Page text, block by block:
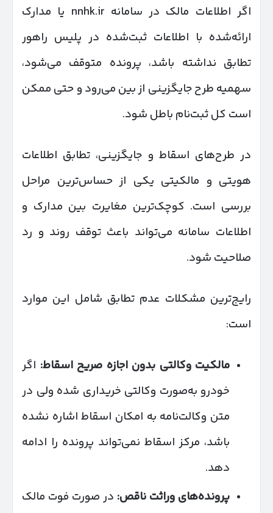
اگر اطلاعات مالک در سامانه nnhk.ir یا مدارک
ارائه‌شده با اطلاعات ثبت‌شده در پلیس راهور
تطابق نداشته باشد، پرونده متوقف می‌شود،
سهمیه طرح جایگزینی از بین می‌رود و حتی ممکن
است کل ثبت‌نام باطل شود.
در طرح‌های اسقاط و جایگزینی، تطابق اطلاعات
هویتی و مالکیتی یکی از حساس‌ترین مراحل
بررسی است. کوچک‌ترین مغایرت بین مدارک و
اطلاعات سامانه می‌تواند باعث توقف روند و رد
صلاحیت شود.
رایج‌ترین مشکلات عدم تطابق شامل این موارد
است:
مالکیت وکالتی بدون اجازه صریح اسقاط: اگر
خودرو به‌صورت وکالتی خریداری شده ولی در
متن وکالت‌نامه به امکان اسقاط اشاره نشده
باشد، مرکز اسقاط نمی‌تواند پرونده را ادامه
دهد.
پرونده‌های وراثت ناقص: در صورت فوت مالک